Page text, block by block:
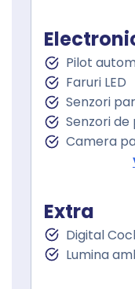
Keyless
Keyless go
Pornire
Senzor
Geamuri
Geamuri
Pilot
Faruri LED
Senzori
Senzori
Camera
Oglindă
Oglinzi
Lane assist
Controlul
Asistenta
Extra
Digital
Lumina